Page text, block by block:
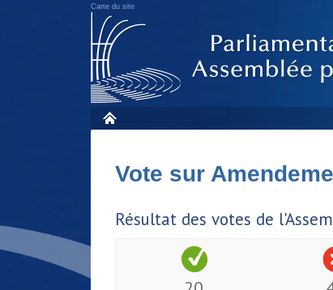
Carte du site
Vote sur
Résultat des votes de